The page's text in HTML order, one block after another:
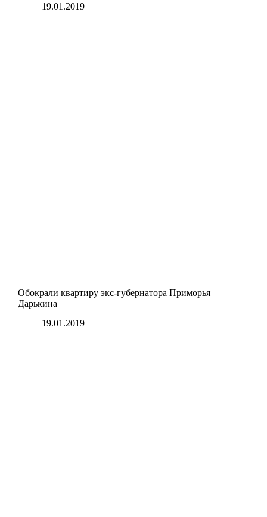
19.01.2019
Обокрали квартиру экс-губернатора Приморья
Дарькина
19.01.2019